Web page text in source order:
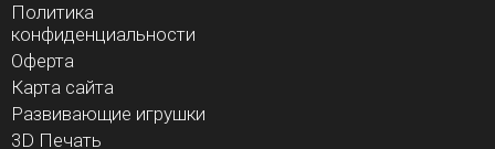
Политика
конфиденциальности
Оферта
Карта сайта
Развивающие игрушки
3D Печать